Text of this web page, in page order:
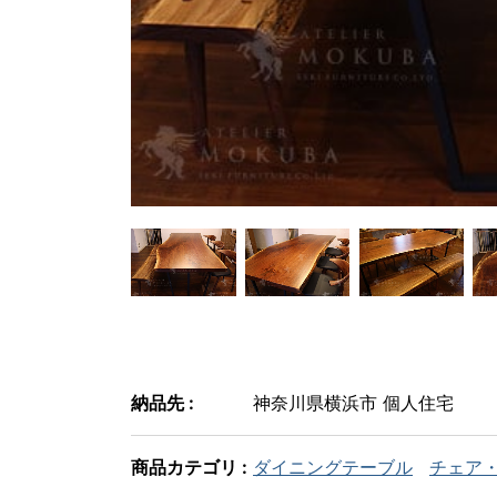
納品先 : 神奈川県横浜市 個人住宅
商品カテゴリ : ダイニングテーブル チェア